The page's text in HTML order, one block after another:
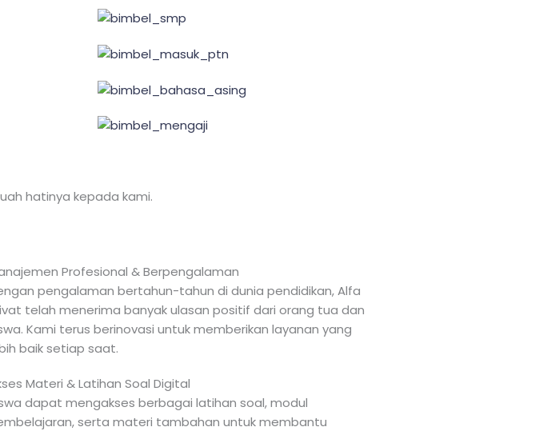
hatinya kepada kami.
Profesional & Berpengalaman
pengalaman bertahun-tahun di dunia pendidikan, Alfa
telah menerima banyak ulasan positif dari orang tua dan
Kami terus berinovasi untuk memberikan layanan yang
baik setiap saat.
Materi & Latihan Soal Digital
dapat mengakses berbagai latihan soal, modul
serta materi tambahan untuk membantu